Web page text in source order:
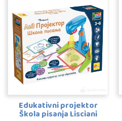
Edukativni projektor
Škola pisanja Lisciani